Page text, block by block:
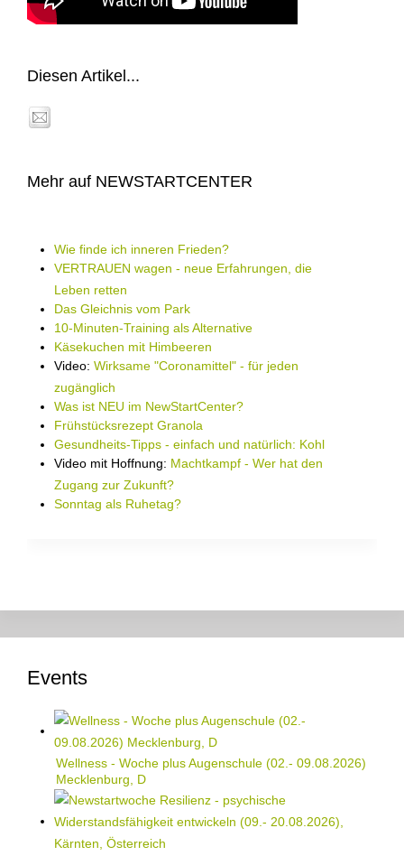
Diesen Artikel...
Mehr auf NEWSTARTCENTER
Wie finde ich inneren Frieden?
VERTRAUEN wagen - neue Erfahrungen, die
Leben retten
Das Gleichnis vom Park
10-Minuten-Training als Alternative
Käsekuchen mit Himbeeren
Video: Wirksame "Coronamittel" - für jeden
zugänglich
Was ist NEU im NewStartCenter?
Frühstücksrezept Granola
Gesundheits-Tipps - einfach und natürlich: Kohl
Video mit Hoffnung: Machtkampf - Wer hat den
Zugang zur Zukunft?
Sonntag als Ruhetag?
Events
Wellness - Woche plus Augenschule (02.- 09.08.2026)
Mecklenburg, D